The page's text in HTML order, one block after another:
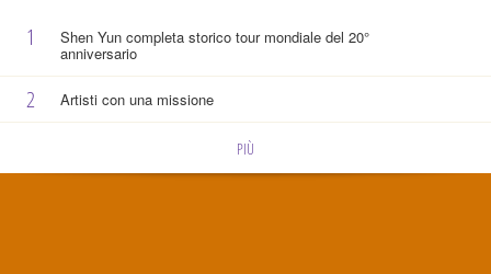
1 Shen Yun completa storico tour mondiale del 20°
anniversario
2 Artisti con una missione
PIÙ